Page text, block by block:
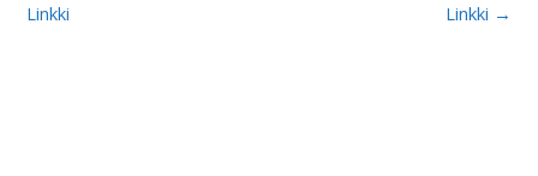
Linkki
Linkki →